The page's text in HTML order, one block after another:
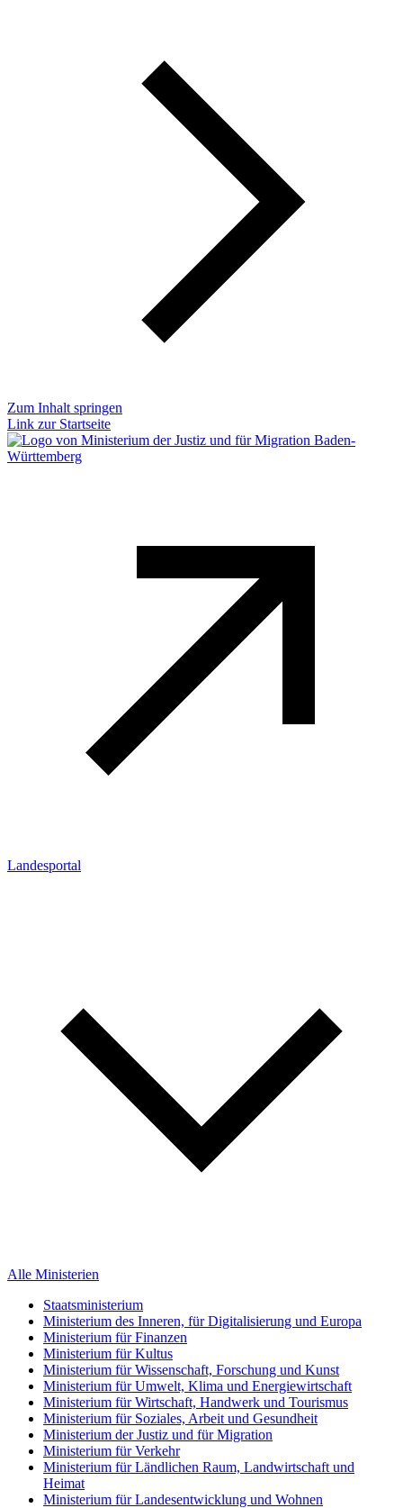
Zum Inhalt springen
Link zur Startseite
Landesportal
Alle Ministerien
Staatsministerium
Ministerium des Inneren, für Digitalisierung und Europa
Ministerium für Finanzen
Ministerium für Kultus
Ministerium für Wissenschaft, Forschung und Kunst
Ministerium für Umwelt, Klima und Energiewirtschaft
Ministerium für Wirtschaft, Handwerk und Tourismus
Ministerium für Soziales, Arbeit und Gesundheit
Ministerium der Justiz und für Migration
Ministerium für Verkehr
Ministerium für Ländlichen Raum, Landwirtschaft und
Heimat
Ministerium für Landesentwicklung und Wohnen